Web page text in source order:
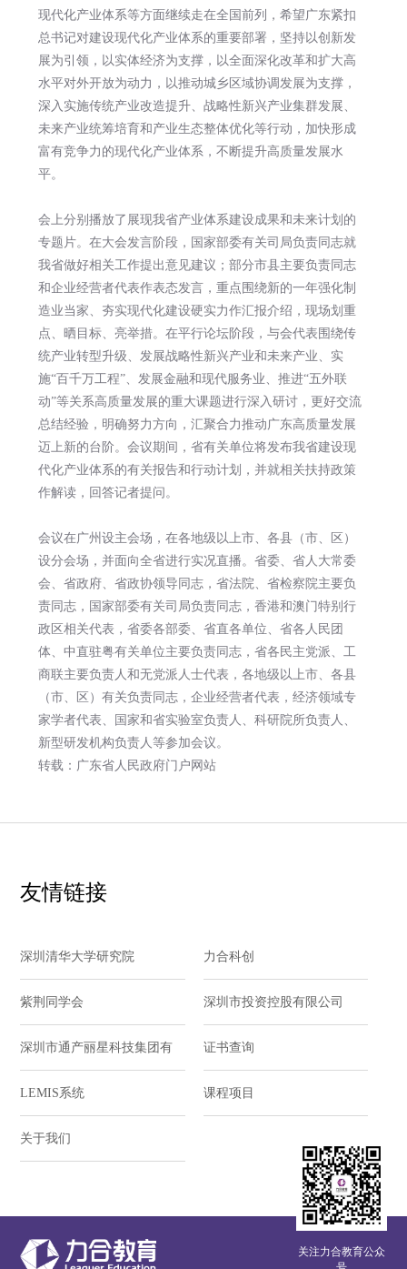
现代化产业体系等方面继续走在全国前列，希望广东紧扣
总书记对建设现代化产业体系的重要部署，坚持以创新发
展为引领，以实体经济为支撑，以全面深化改革和扩大高
水平对外开放为动力，以推动城乡区域协调发展为支撑，
深入实施传统产业改造提升、战略性新兴产业集群发展、
未来产业统筹培育和产业生态整体优化等行动，加快形成
富有竞争力的现代化产业体系，不断提升高质量发展水
平。
会上分别播放了展现我省产业体系建设成果和未来计划的
专题片。在大会发言阶段，国家部委有关司局负责同志就
我省做好相关工作提出意见建议；部分市县主要负责同志
和企业经营者代表作表态发言，重点围绕新的一年强化制
造业当家、夯实现代化建设硬实力作汇报介绍，现场划重
点、晒目标、亮举措。在平行论坛阶段，与会代表围绕传
统产业转型升级、发展战略性新兴产业和未来产业、实
施“百千万工程”、发展金融和现代服务业、推进“五外联
动”等关系高质量发展的重大课题进行深入研讨，更好交流
总结经验，明确努力方向，汇聚合力推动广东高质量发展
迈上新的台阶。会议期间，省有关单位将发布我省建设现
代化产业体系的有关报告和行动计划，并就相关扶持政策
作解读，回答记者提问。
会议在广州设主会场，在各地级以上市、各县（市、区）
设分会场，并面向全省进行实况直播。省委、省人大常委
会、省政府、省政协领导同志，省法院、省检察院主要负
责同志，国家部委有关司局负责同志，香港和澳门特别行
政区相关代表，省委各部委、省直各单位、省各人民团
体、中直驻粤有关单位主要负责同志，省各民主党派、工
商联主要负责人和无党派人士代表，各地级以上市、各县
（市、区）有关负责同志，企业经营者代表，经济领域专
家学者代表、国家和省实验室负责人、科研院所负责人、
新型研发机构负责人等参加会议。
转载：广东省人民政府门户网站
友情链接
深圳清华大学研究院 力合科创
紫荆同学会 深圳市投资控股有限公司
深圳市通产丽星科技集团有
限公司
证书查询
LEMIS系统 课程项目
关于我们
关注力合教育公众